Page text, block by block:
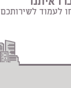
לעמוד לשירותכם